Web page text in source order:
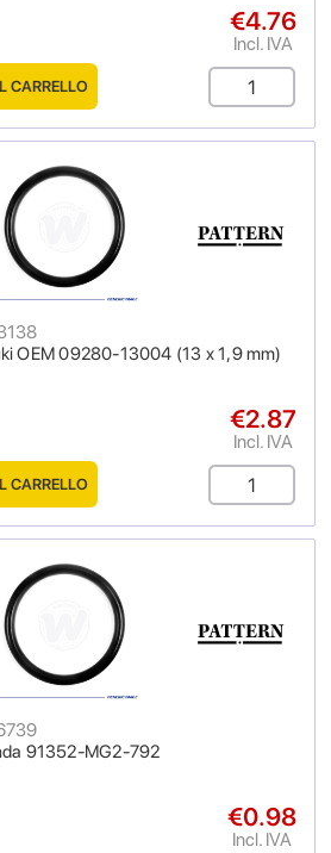
€4.76
Incl. IVA
CARRELLO
OEM 09280-13004 (13 x 1,9 mm)
€2.87
Incl. IVA
CARRELLO
91352-MG2-792
€0.98
Incl. IVA